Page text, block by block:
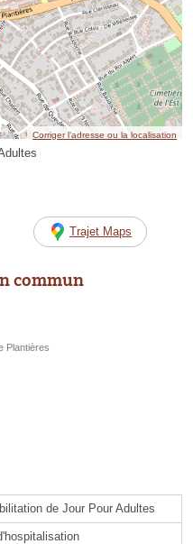
Corriger l’adresse ou la localisation
Trajet Maps
commun
Plantières
de Jour Pour Adultes